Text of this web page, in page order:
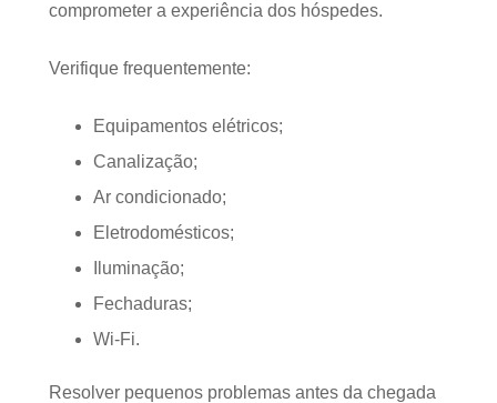
comprometer a experiência dos hóspedes.
Verifique frequentemente:
Equipamentos elétricos;
Canalização;
Ar condicionado;
Eletrodomésticos;
Iluminação;
Fechaduras;
Wi-Fi.
Resolver pequenos problemas antes da chegada